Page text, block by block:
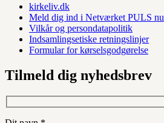
kirkeliv.dk
Meld dig ind i Netværket PULS nu
Vilkår og persondatapolitik
Indsamlingsetiske retningslinjer
Formular for kørselsgodgørelse
Tilmeld dig nyhedsbrev